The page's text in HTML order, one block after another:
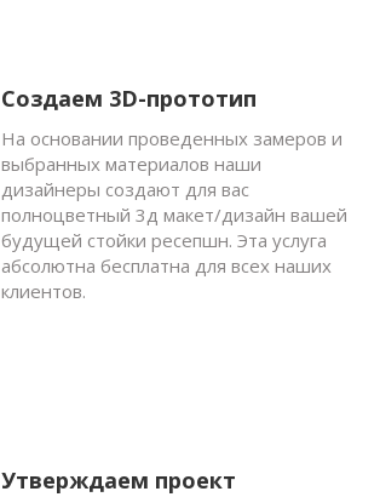
Создаем 3D-прототип
На основании проведенных замеров и
выбранных материалов наши
дизайнеры создают для вас
полноцветный 3д макет/дизайн вашей
будущей стойки ресепшн. Эта услуга
абсолютна бесплатна для всех наших
клиентов.
Утверждаем проект